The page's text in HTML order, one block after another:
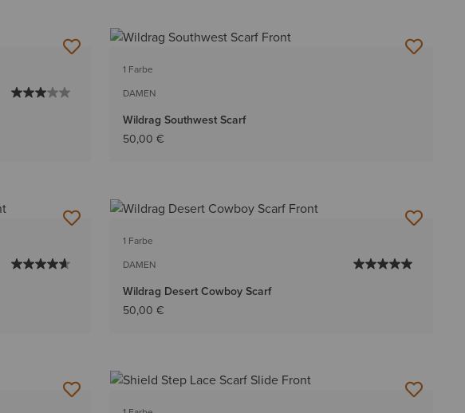
1 Farbe
DAMEN
Wildrag Southwest Scarf
50,00 €
1 Farbe
DAMEN
Wildrag Desert Cowboy Scarf
50,00 €